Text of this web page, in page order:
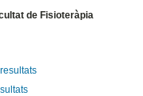
de Fisioteràpia